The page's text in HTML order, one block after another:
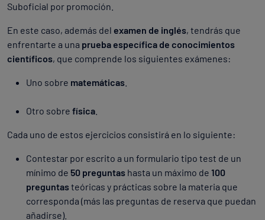
Suboficial por promoción.
En este caso, además del examen de inglés, tendrás que
enfrentarte a una prueba específica de conocimientos
científicos, que comprende los siguientes exámenes:
Uno sobre matemáticas
Otro sobre física
Cada uno de estos ejercicios consistirá en lo siguiente:
Contestar por escrito a un formulario tipo test de un
mínimo de 50 preguntas hasta un máximo de 100
preguntasteóricas y prácticas sobre la materia que
corresponda (más las preguntas de reserva que puedan
añadirse).